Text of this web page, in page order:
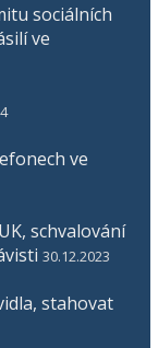
sociálních
ve
ve
schvalování
30.12.2023
stahovat